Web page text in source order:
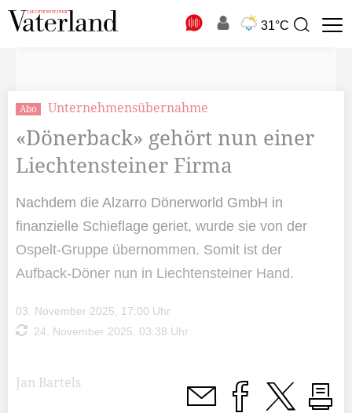
31°C
Suchbegriff
Abo Unternehmensübernahme
«Dönerback» gehört nun einer
Liechtensteiner Firma
Nachdem die Alzarro Dönerworld GmbH in
finanzielle Schieflage geriet, wurde sie von der
Ospelt-Gruppe übernommen. Somit ist der
Aufback-Döner nun in Liechtensteiner Hand.
03. November 2025, 17:00 Uhr
24. November 2025, 03:38 Uhr
Jan Bartels